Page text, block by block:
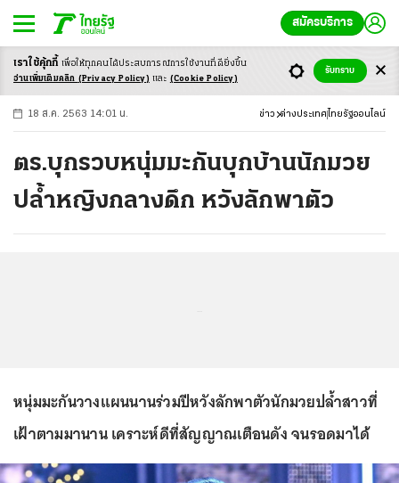
สมัครบริการ
-ก ก ก+
18 ส.ค. 2563 14:01 น. ข่าว ต่างประเทศ ไทยรัฐออนไลน์
ตร.บุกรวบหนุ่มมะกันบุกบ้านนักมวย
ปล้ำหญิงกลางดึก หวังลักพาตัว
หนุ่มมะกันวางแผนนานร่วมปีหวังลักพาตัวนักมวยปล้ำสาวที่
เฝ้าตามมานาน เคราะห์ดีที่สัญญาณเตือนดัง จนรอดมาได้
เราใช้คุ้กกี้ เพื่อให้ทุกคนได้ประสบการณ์การใช้งานที่ดียิ่งขึ้น
อ่านเพิ่มเติมคลิก (Privacy Policy) และ (Cookie Policy)
รับทราบ